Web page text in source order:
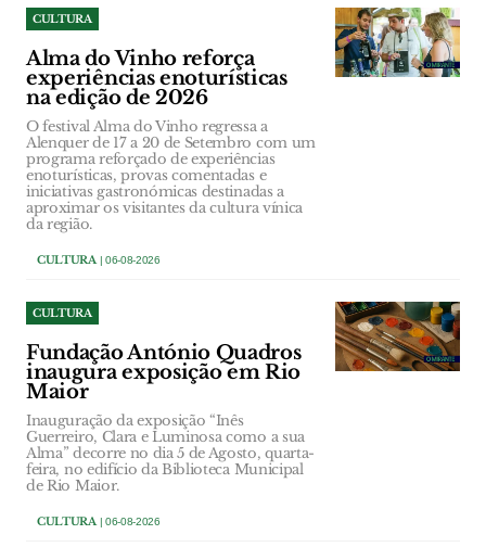
CULTURA
Alma do Vinho reforça
experiências enoturísticas
na edição de 2026
O festival Alma do Vinho regressa a
Alenquer de 17 a 20 de Setembro com um
programa reforçado de experiências
enoturísticas, provas comentadas e
iniciativas gastronómicas destinadas a
aproximar os visitantes da cultura vínica
da região.
CULTURA | 06-08-2026
CULTURA
Fundação António Quadros
inaugura exposição em Rio
Maior
Inauguração da exposição “Inês
Guerreiro, Clara e Luminosa como a sua
Alma” decorre no dia 5 de Agosto, quarta-
feira, no edifício da Biblioteca Municipal
de Rio Maior.
CULTURA | 06-08-2026